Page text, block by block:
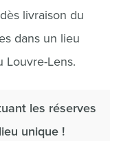
livraison du
dans un lieu
Louvre-Lens.
les réserves
unique !